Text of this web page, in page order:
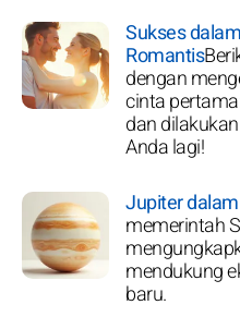
Sukses
Romantis
dengan
cinta
dan
Anda lagi!
Jupiter
memerintah
mendukung
baru.